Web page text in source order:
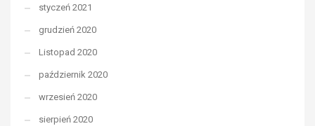
styczeń 2021
grudzień 2020
Listopad 2020
październik 2020
wrzesień 2020
sierpień 2020